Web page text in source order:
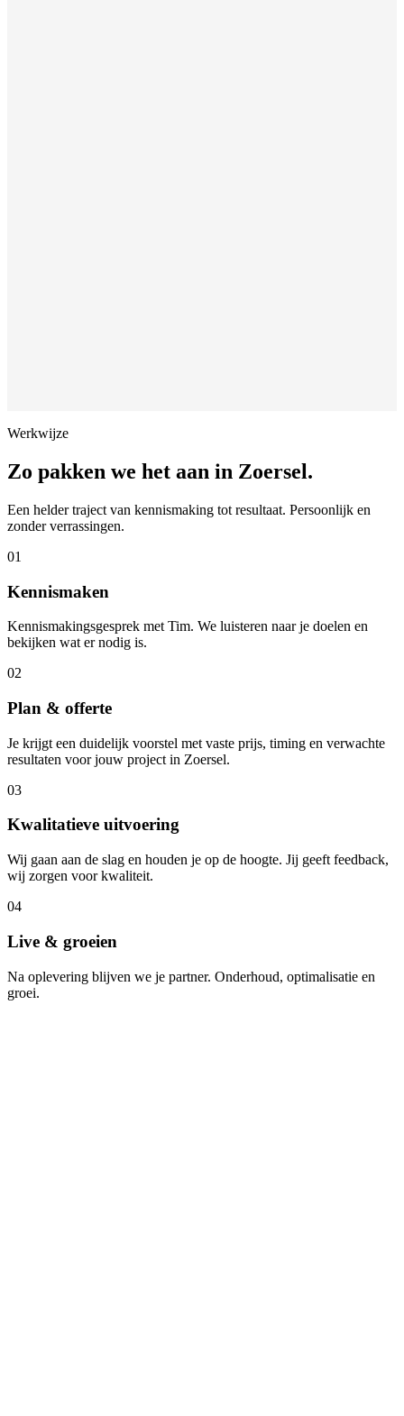
Werkwijze
Zo pakken we het aan in Zoersel.
Een helder traject van kennismaking tot resultaat. Persoonlijk en
zonder verrassingen.
01
Kennismaken
Kennismakingsgesprek met Tim. We luisteren naar je doelen en
bekijken wat er nodig is.
02
Plan & offerte
Je krijgt een duidelijk voorstel met vaste prijs, timing en verwachte
resultaten voor jouw project in Zoersel.
03
Kwalitatieve uitvoering
Wij gaan aan de slag en houden je op de hoogte. Jij geeft feedback,
wij zorgen voor kwaliteit.
04
Live & groeien
Na oplevering blijven we je partner. Onderhoud, optimalisatie en
groei.